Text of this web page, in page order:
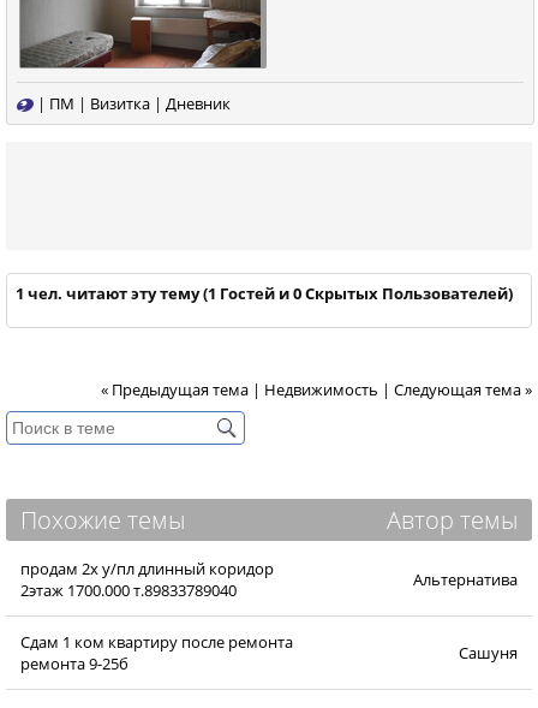
| ПМ | Визитка | Дневник
1 чел. читают эту тему (1 Гостей и 0 Скрытых Пользователей)
« Предыдущая тема | Недвижимость | Следующая тема »
Похожие темы Автор темы
продам 2х у/пл длинный коридор
2этаж 1700.000 т.89833789040
Альтернатива
Сдам 1 ком квартиру после ремонта
ремонта 9-25б
Сашуня